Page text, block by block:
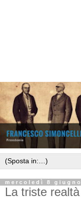
mercoledì 8 giugno
La triste